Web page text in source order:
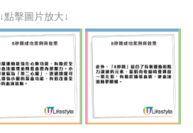
↓點擊圖片放大↓